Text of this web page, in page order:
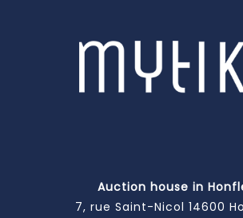
Auction house in
7, rue Saint-Nicol 14600